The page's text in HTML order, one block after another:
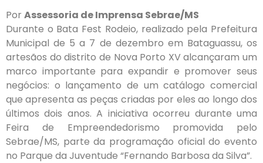
Por Assessoria de Imprensa Sebrae/MS
Durante o Bata Fest Rodeio, realizado pela Prefeitura
Municipal de 5 a 7 de dezembro em Bataguassu, os
artesãos do distrito de Nova Porto XV alcançaram um
marco importante para expandir e promover seus
negócios: o lançamento de um catálogo comercial
que apresenta as peças criadas por eles ao longo dos
últimos dois anos. A iniciativa ocorreu durante uma
Feira de Empreendedorismo promovida pelo
Sebrae/MS, parte da programação oficial do evento
no Parque da Juventude “Fernando Barbosa da Silva”.